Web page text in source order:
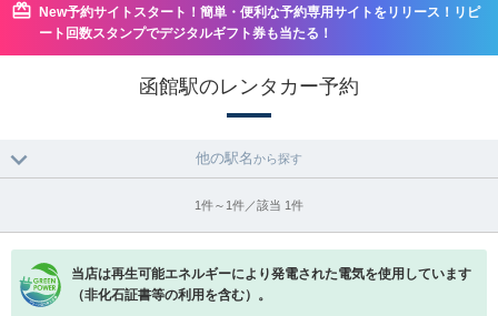
New予約サイトスタート！簡単・便利な予約専用サイトをリリース！リピ
ート回数スタンプでデジタルギフト券も当たる！
函館駅のレンタカー予約
他の駅名から探す
1件～1件／該当 1件
当店は再生可能エネルギーにより発電された電気を使用しています
（非化石証書等の利用を含む）。